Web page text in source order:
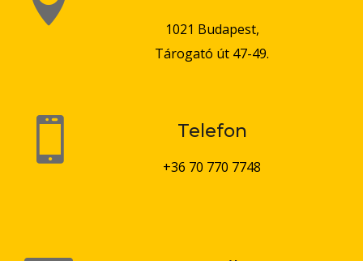
1021 Budapest,
Tárogató út 47-49.
 Telefon
+36 70 770 7748